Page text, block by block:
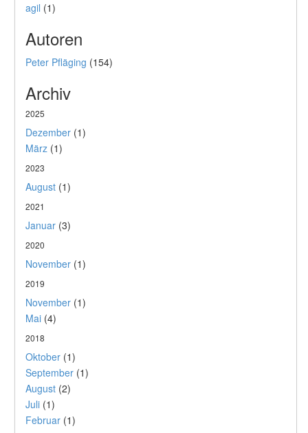
agil (1)
Autoren
Peter Pfläging (154)
Archiv
2025
Dezember (1)
März (1)
2023
August (1)
2021
Januar (3)
2020
November (1)
2019
November (1)
Mai (4)
2018
Oktober (1)
September (1)
August (2)
Juli (1)
Februar (1)